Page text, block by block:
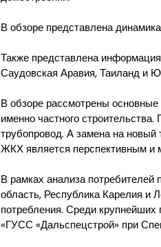
В обзоре представлена
Также представлена
Саудовская Аравия, Таиланд и
В обзоре рассмотрены
именно частного
трубопровод. А замена на новый
ЖКХ является перспективным и
В рамках анализа
область, Республика Карелия и
потребления. Среди
«ГУСС «Дальспецстрой» при